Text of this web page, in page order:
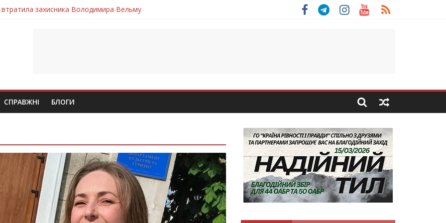
захисника Володимира Вельму
скорботі: на щиті повертається воїн Володимир Паламарчук
бойового завдання загинув захисник Юрій Пушкар з Тернопільщини
молодий захисник Дмитро Березко з Тернопільщини
СПРАВЖНІ БЛОГИ